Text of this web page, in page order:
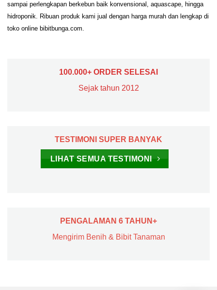
sampai perlengkapan berkebun baik konvensional, aquascape, hingga
hidroponik. Ribuan produk kami jual dengan harga murah dan lengkap di
toko online bibitbunga.com.
100.000+ ORDER SELESAI
Sejak tahun 2012
TESTIMONI SUPER BANYAK
LIHAT SEMUA TESTIMONI
PENGALAMAN 6 TAHUN+
Mengirim Benih & Bibit Tanaman